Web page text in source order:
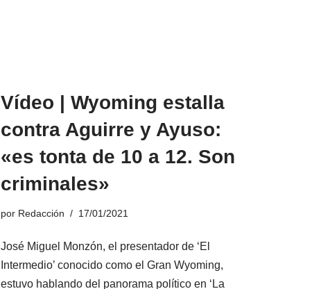
Vídeo | Wyoming estalla
contra Aguirre y Ayuso:
«es tonta de 10 a 12. Son
criminales»
por Redacción 17/01/2021
José Miguel Monzón, el presentador de ‘El
Intermedio’ conocido como el Gran Wyoming,
estuvo hablando del panorama político en ‘La